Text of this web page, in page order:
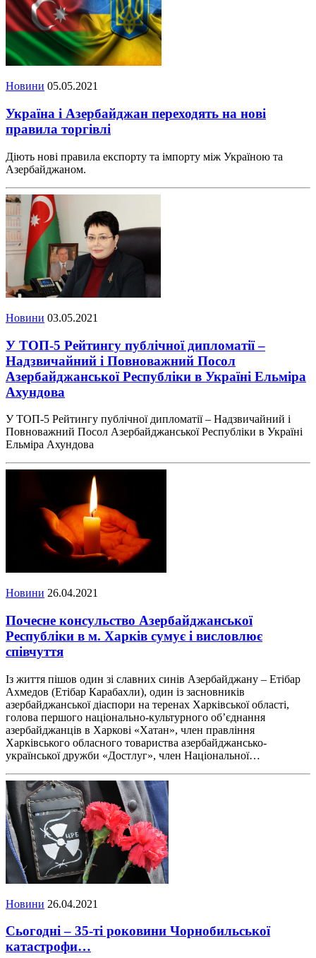
Новини 05.05.2021
Україна і Азербайджан переходять на нові
правила торгівлі
Діють нові правила експорту та імпорту між Україною та
Азербайджаном.
Новини 03.05.2021
У ТОП-5 Рейтингу публічної дипломатії –
Надзвичайний і Повноважний Посол
Азербайджанської Республіки в Україні Ельміра
Ахундова
У ТОП-5 Рейтингу публічної дипломатії – Надзвичайний і
Повноважний Посол Азербайджанської Республіки в Україні
Ельміра Ахундова
Новини 26.04.2021
Почесне консульство Азербайджанської
Республіки в м. Харків сумує і висловлює
співчуття
Із життя пішов один зі славних синів Азербайджану – Етібар
Ахмедов (Етібар Карабахли), один із засновників
азербайджанської діаспори на теренах Харківської області,
голова першого національно-культурного об’єднання
азербайджанців в Харкові «Хатан», член правління
Харківського обласного товариства азербайджансько-
української дружби «Достлуг», член Національної…
Новини 26.04.2021
Сьогодні – 35-ті роковини Чорнобильської
катастрофи…